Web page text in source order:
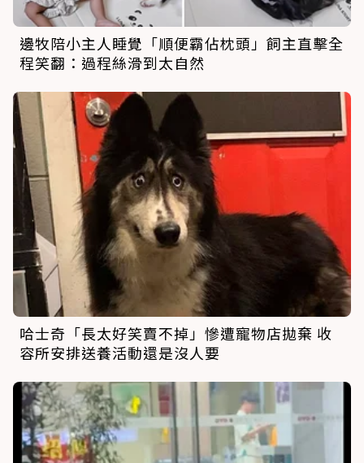
邊牧陪小主人睡覺「順便霸佔枕頭」飼主直擊全
程笑翻：過程絲滑到太自然
哈士奇「長太好笑賣不掉」慘遭寵物店拋棄 收
容所安排送養活動還是沒人要